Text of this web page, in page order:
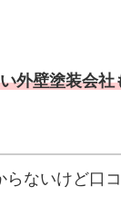
外壁塗装会社
らないけど口